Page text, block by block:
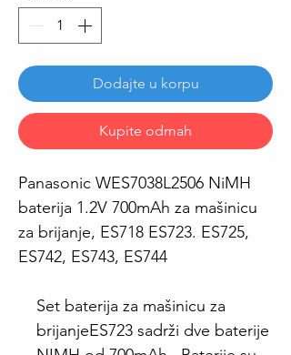
Dodajte u korpu
Kupite odmah
Panasonic WES7038L2506 NiMH
baterija 1.2V 700mAh za mašinicu
za brijanje, ES718 ES723. ES725,
ES742, ES743, ES744
Set baterija za mašinicu za
brijanjeES723 sadrži dve baterije